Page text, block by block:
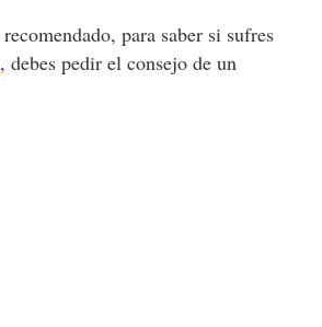
para saber si sufres
, debes pedir el consejo de un